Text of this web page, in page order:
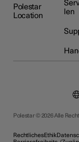
Polestar
Location
len
Polestar © 2026 Alle
RechtlichesEthik